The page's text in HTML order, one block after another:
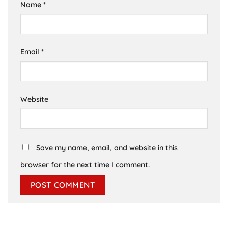
Name *
Email *
Website
Save my name, email, and website in this
browser for the next time I comment.